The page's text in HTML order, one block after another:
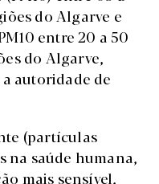
do Algarve e
entre 20 a 50
do Algarve,
autoridade de
(partículas
na saúde humana,
mais sensível,